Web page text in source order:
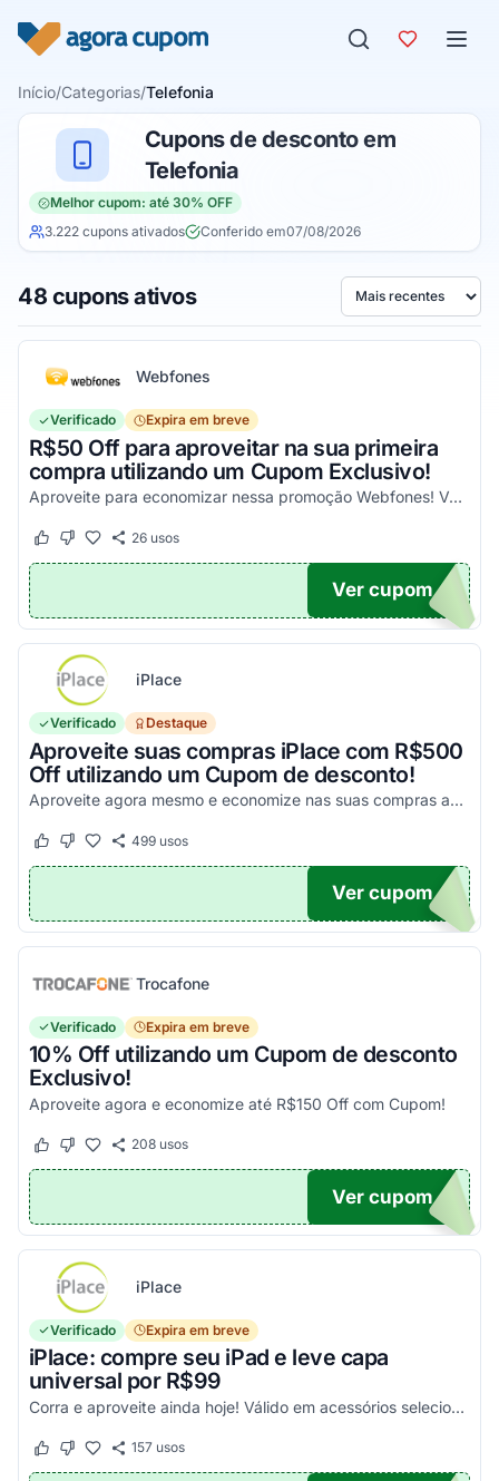
Início/Categorias/Telefonia
Cupons de desconto em
Telefonia
Melhor cupom: até 30% OFF
3.222 cupons ativados
Conferido em07/08/2026
48 cupons ativos Ordenar por
Webfones
Verificado Expira em breve
R$50 Off para aproveitar na sua primeira
compra utilizando um Cupom Exclusivo!
Aproveite para economizar nessa promoção Webfones! Válido em compras de valor acima de R$750!
Este cupom funcionou
Este cupom não funcionou
26usos
UPOM
Ver cupom
iPlace
Verificado Destaque
Aproveite suas compras iPlace com R$500
Off utilizando um Cupom de desconto!
Aproveite agora mesmo e economize nas suas compras acima de R$7.199,99!
Este cupom funcionou
Este cupom não funcionou
499usos
500
Ver cupom
Trocafone
Verificado Expira em breve
10% Off utilizando um Cupom de desconto
Exclusivo!
Aproveite agora e economize até R$150 Off com Cupom!
Este cupom funcionou
Este cupom não funcionou
208usos
OM10
Ver cupom
iPlace
Verificado Expira em breve
iPlace: compre seu iPad e leve capa
universal por R$99
Corra e aproveite ainda hoje! Válido em acessórios selecionados!
Este cupom funcionou
Este cupom não funcionou
157usos